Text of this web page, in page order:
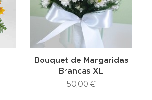
Bouquet de Margaridas
Brancas XL
50,00 €